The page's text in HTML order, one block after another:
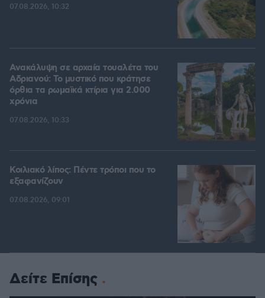
07.08.2026, 10:32
Ανακάλυψη σε αρχαία τουαλέτα του
Αδριανού: Το μυστικό που κράτησε
όρθια τα ρωμαϊκά κτίρια για 2.000
χρόνια
07.08.2026, 10:33
Κοιλιακό λίπος: Πέντε τρόποι που το
εξαφανίζουν
07.08.2026, 09:01
Δείτε Επίσης